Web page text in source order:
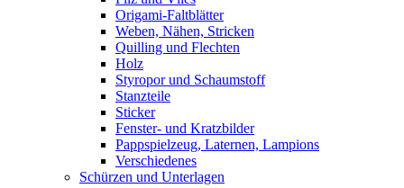
Origami-Faltblätter
Weben, Nähen, Stricken
Quilling und Flechten
Holz
Styropor und Schaumstoff
Stanzteile
Sticker
Fenster- und Kratzbilder
Pappspielzeug, Laternen, Lampions
Verschiedenes
Schürzen und Unterlagen